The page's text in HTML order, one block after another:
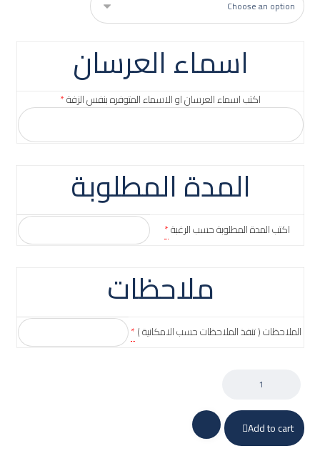
اسماء العرسان
اكتب اسماء العرسان او الاسماء المتوفره بنفس الزفة*
المدة المطلوبة
اكتب المدة المطلوبة حسب الرغبة*
ملاحظات
الملاحظات ( تنفذ الملاحظات حسب الامكانية )*
Add to cart